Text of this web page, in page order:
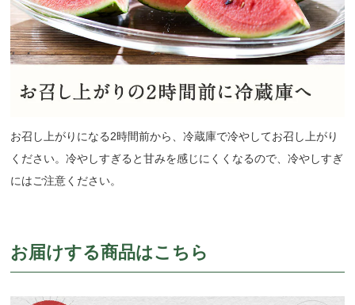
お召し上がりになる2時間前から、冷蔵庫で冷やしてお召し上がり
ください。冷やしすぎると甘みを感じにくくなるので、冷やしすぎ
にはご注意ください。
お届けする商品はこちら